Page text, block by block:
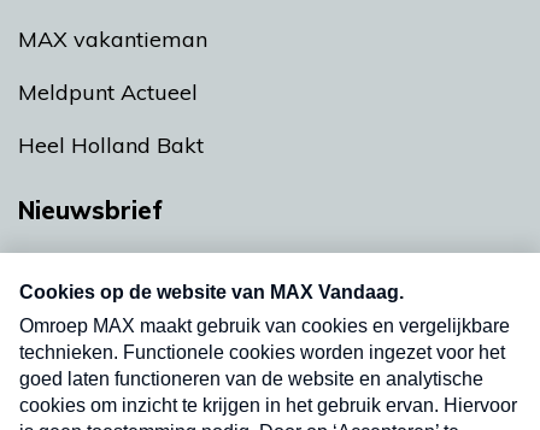
MAX vakantieman
Meldpunt Actueel
Heel Holland Bakt
Nieuwsbrief
nieuwsbrief. Elke vrijdag- en dinsdagochtend in
uw mailbox.
Verzend